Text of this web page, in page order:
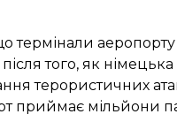
термінали
того, як
терористичних
приймає мільйони